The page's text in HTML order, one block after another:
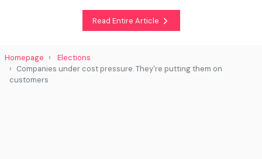
Read Entire Article
Homepage
Elections
Companies under cost pressure. They're putting them on
customers